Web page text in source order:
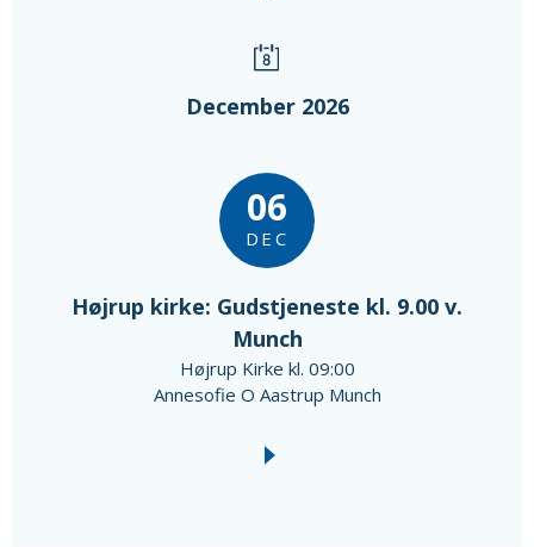
December 2026
06
DEC
Højrup kirke: Gudstjeneste kl. 9.00 v.
Munch
Højrup Kirke kl. 09:00
Annesofie O Aastrup Munch